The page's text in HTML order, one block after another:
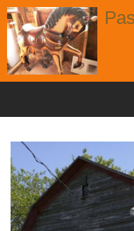
nouvelle arrivage aout
Album
Portes